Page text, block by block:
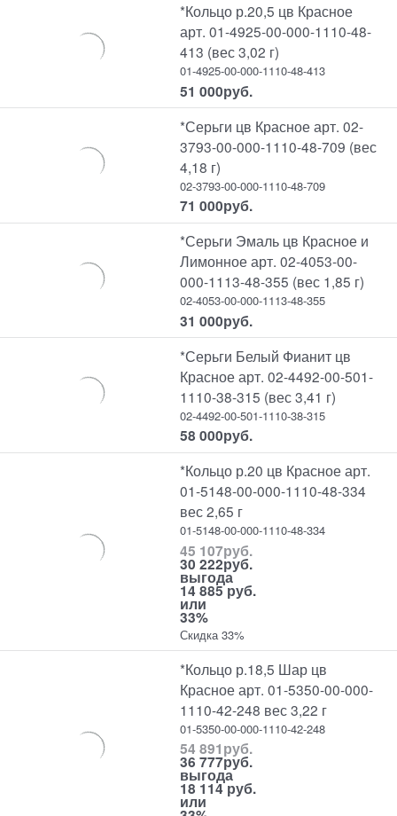
*Кольцо р.20,5 цв Красное
арт. 01-4925-00-000-1110-48-
413 (вес 3,02 г)
01-4925-00-000-1110-48-413
51 000руб.
*Серьги цв Красное арт. 02-
3793-00-000-1110-48-709 (вес
4,18 г)
02-3793-00-000-1110-48-709
71 000руб.
*Серьги Эмаль цв Красное и
Лимонное арт. 02-4053-00-
000-1113-48-355 (вес 1,85 г)
02-4053-00-000-1113-48-355
31 000руб.
*Серьги Белый Фианит цв
Красное арт. 02-4492-00-501-
1110-38-315 (вес 3,41 г)
02-4492-00-501-1110-38-315
58 000руб.
*Кольцо р.20 цв Красное арт.
01-5148-00-000-1110-48-334
вес 2,65 г
01-5148-00-000-1110-48-334
45 107руб.
30 222руб.
выгода
14 885 руб.
или
33%
Скидка 33%
*Кольцо р.18,5 Шар цв
Красное арт. 01-5350-00-000-
1110-42-248 вес 3,22 г
01-5350-00-000-1110-42-248
54 891руб.
36 777руб.
выгода
18 114 руб.
или